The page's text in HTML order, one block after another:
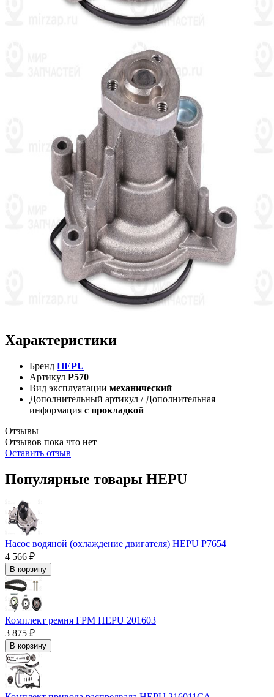
Характеристики
Бренд HEPU
Артикул P570
Вид эксплуатации механический
Дополнительный артикул / Дополнительная
информация с прокладкой
Отзывы
Отзывов пока что нет
Оставить отзыв
Популярные товары HEPU
Насос водяной (охлаждение двигателя) HEPU P7654
4 566 ₽
В корзину
Комплект ремня ГРМ HEPU 201603
3 875 ₽
В корзину